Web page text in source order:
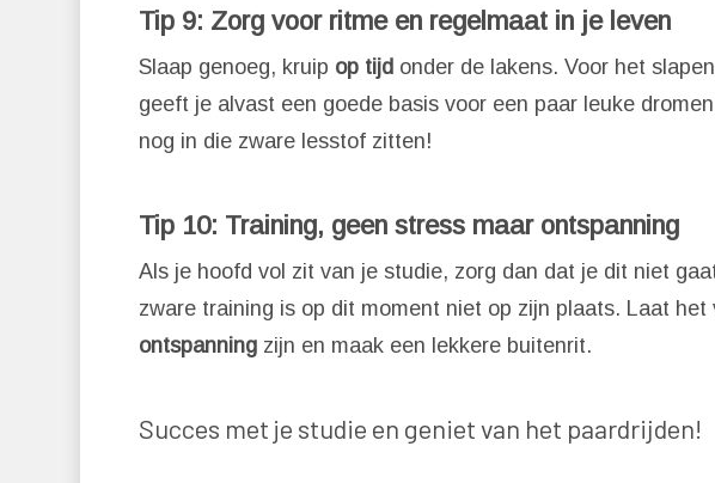
Tip 9: Zorg voor ritme en regelmaat in je leven
Slaap genoeg, kruip op tijd onder de lakens. Voor het
geeft je alvast een goede basis voor een paar leuke
nog in die zware lesstof zitten!
Tip 10: Training, geen stress maar ontspanning
Als je hoofd vol zit van je studie, zorg dan dat je dit niet
zware training is op dit moment niet op zijn plaats. Laat het
ontspanningzijn en maak een lekkere buitenrit.
Succes met je studie en geniet van het paardrijden!